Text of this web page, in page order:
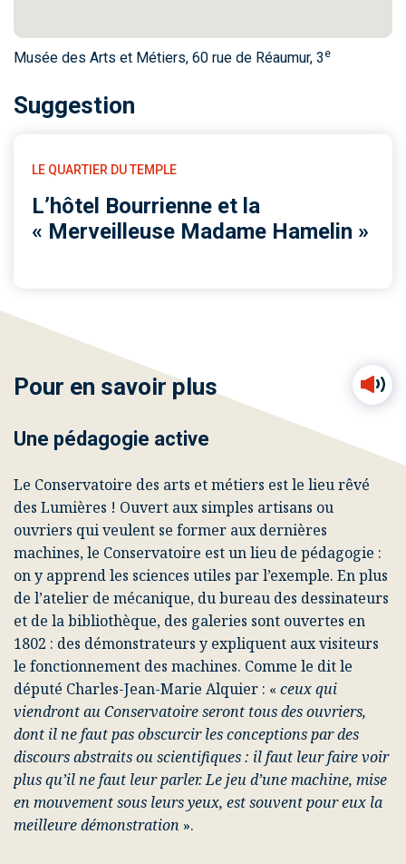
Musée des Arts et Métiers, 60 rue de Réaumur, 3e
Suggestion
LE QUARTIER DU TEMPLE
L’hôtel Bourrienne et la
« Merveilleuse Madame Hamelin »
Pour en savoir plus
Une pédagogie active
Le Conservatoire des arts et métiers est le lieu rêvé
des Lumières ! Ouvert aux simples artisans ou
ouvriers qui veulent se former aux dernières
machines, le Conservatoire est un lieu de pédagogie :
on y apprend les sciences utiles par l’exemple. En plus
de l’atelier de mécanique, du bureau des dessinateurs
et de la bibliothèque, des galeries sont ouvertes en
1802 : des démonstrateurs y expliquent aux visiteurs
le fonctionnement des machines. Comme le dit le
député Charles-Jean-Marie Alquier : « ceux qui
viendront au Conservatoire seront tous des ouvriers,
dont il ne faut pas obscurcir les conceptions par des
discours abstraits ou scientifiques : il faut leur faire voir
plus qu’il ne faut leur parler. Le jeu d’une machine, mise
en mouvement sous leurs yeux, est souvent pour eux la
meilleure démonstration ».